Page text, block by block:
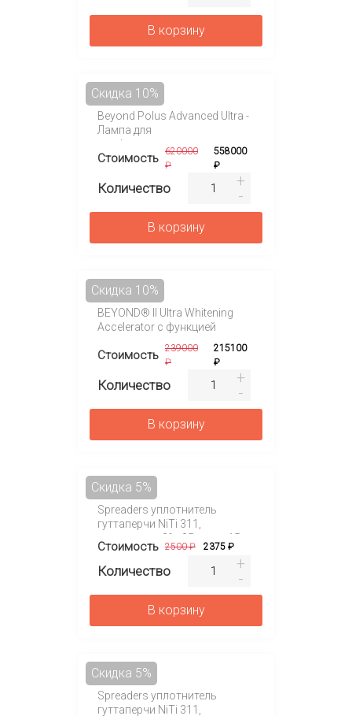
В корзину
Beyond Polus Advanced Ultra -
Лампа для
профессионального
отбеливания зубов
Стоимость
Скидка 10%
620000
₽
558000
₽
Количество
В корзину
BEYOND® II Ultra Whitening
Accelerator с функцией
профессиональное
устройство для отбеливания
зубов
Стоимость
Скидка 10%
239000
₽
215100
₽
Количество
В корзину
Spreaders уплотнитель
гуттаперчи NiTi 311,
конусность 2%, 25 мм, №15,
ручка SMG
Стоимость
Скидка 5%
2500 ₽ 2375 ₽
Количество
В корзину
Spreaders уплотнитель
гуттаперчи NiTi 311,
Скидка 5%